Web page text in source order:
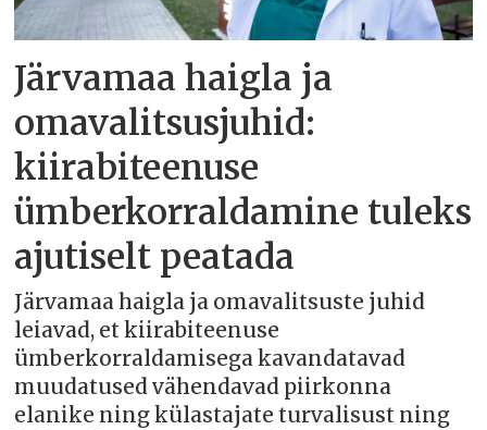
Järvamaa haigla ja
omavalitsusjuhid:
kiirabiteenuse
ümberkorraldamine tuleks
ajutiselt peatada
Järvamaa haigla ja omavalitsuste juhid
leiavad, et kiirabiteenuse
ümberkorraldamisega kavandatavad
muudatused vähendavad piirkonna
elanike ning külastajate turvalisust ning